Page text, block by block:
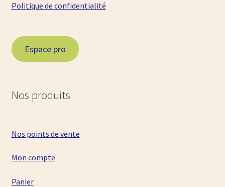
Politique de confidentialité
Espace pro
Nos produits
Nos points de vente
Mon compte
Panier